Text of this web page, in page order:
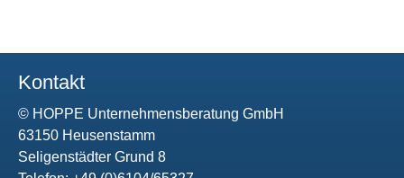
Kontakt
© HOPPE Unternehmensberatung GmbH
63150 Heusenstamm
Seligenstädter Grund 8